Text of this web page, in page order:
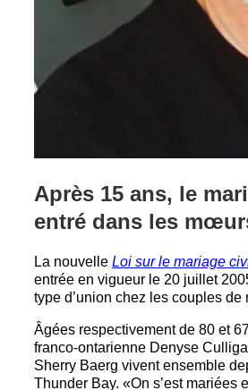
Après 15 ans, le
entré dans les
La nouvelle Loi sur le mariage
entrée en vigueur le 20 juillet
type d’union chez les couples de
Âgées respectivement de 80 et
franco-ontarienne Denyse
Sherry Baerg vivent ensemble
Thunder Bay. «On s’est mariées